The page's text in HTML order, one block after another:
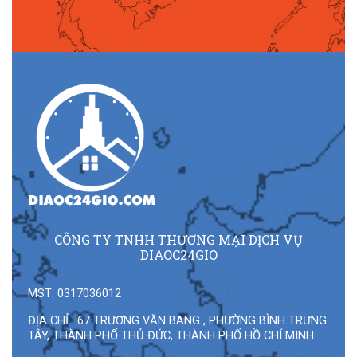
CÔNG TY TNHH THƯƠNG MẠI DỊCH VỤ
DIAOC24GIO
MST: 0317036012
ĐỊA CHỈ : 67 TRƯƠNG VĂN BANG , PHƯỜNG BÌNH TRƯNG
TÂY, THÀNH PHỐ THỦ ĐỨC, THÀNH PHỐ HỒ CHÍ MINH